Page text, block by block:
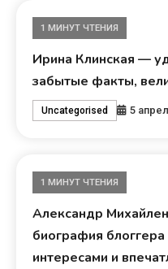
1 МИНУТ ЧТЕНИЯ
Ирина Клинская —
забытые факты,
Uncategorised 5
1 МИНУТ ЧТЕНИЯ
Александр
биография
интересами и